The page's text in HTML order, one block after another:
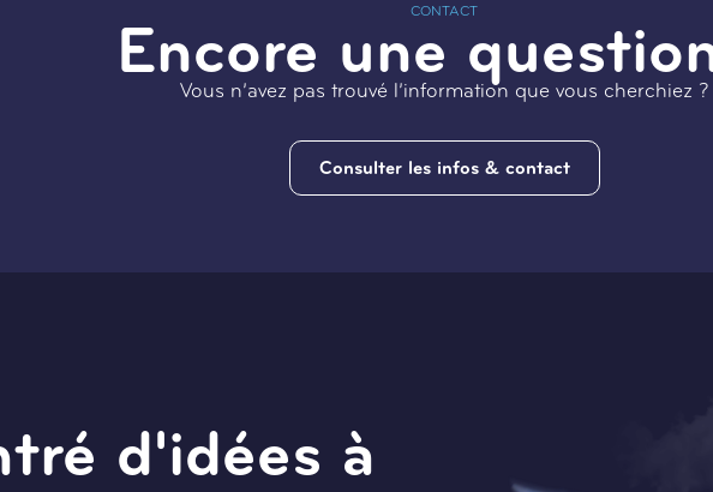
CONTACT
Encore une
Vous n’avez pas trouvé l’information que vous cherchiez ?
Consulter les infos & contact
d'idées à